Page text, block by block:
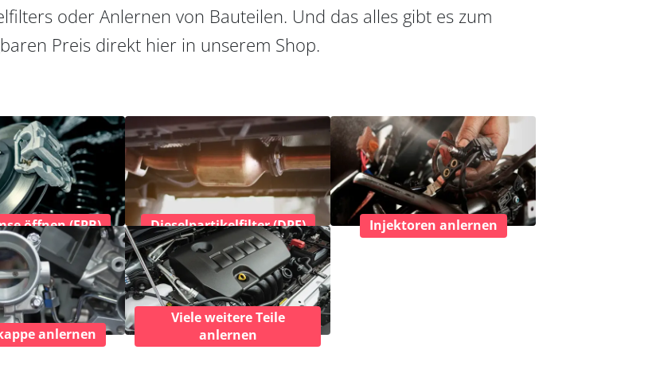
oder Anlernen von Bauteilen. Und das alles gibt es zum
Preis direkt hier in unserem Shop.
öffnen (EPB) Dieselpartikelfilter (DPF) Injektoren anlernen
anlernen
Viele weitere Teile
anlernen